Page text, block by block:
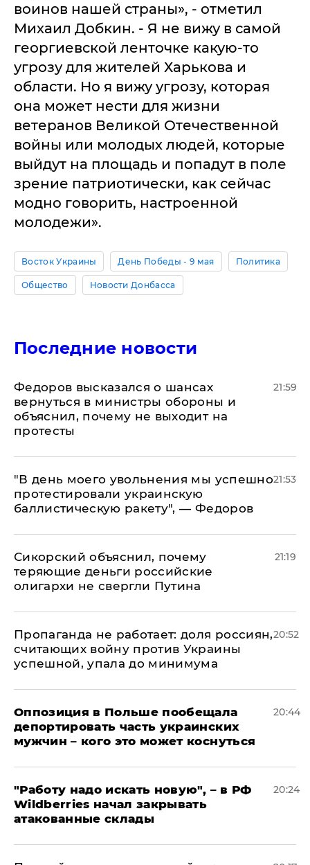
воинов нашей страны», - отметил
Михаил Добкин. - Я не вижу в самой
георгиевской ленточке какую-то
угрозу для жителей Харькова и
области. Но я вижу угрозу, которая
она может нести для жизни
ветеранов Великой Отечественной
войны или молодых людей, которые
выйдут на площадь и попадут в поле
зрение патриотически, как сейчас
модно говорить, настроенной
молодежи».
Восток Украины День Победы - 9 мая Политика
Общество Новости Донбасса
Последние новости
Федоров высказался о шансах
вернуться в министры обороны и
объяснил, почему не выходит на
протесты
21:59
​"В день моего увольнения мы успешно
протестировали украинскую
баллистическую ракету", — Федоров
21:53
Сикорский объяснил, почему
теряющие деньги российские
олигархи не свергли Путина
21:19
​Пропаганда не работает: доля россиян,
считающих войну против Украины
успешной, упала до минимума
20:52
Оппозиция в Польше пообещала
депортировать часть украинских
мужчин – кого это может коснуться
20:44
"Работу надо искать новую", – в РФ
Wildberries начал закрывать
атакованные склады
20:24